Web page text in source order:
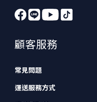
顧客服務
常見問題
運送服務方式